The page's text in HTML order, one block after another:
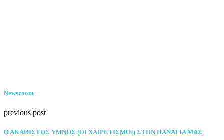
Newsroom
previous post
O AKAΘΙΣΤΟΣ ΥΜΝΟΣ (ΟΙ ΧΑΙΡΕΤΙΣΜΟΙ) ΣΤΗΝ ΠΑΝΑΓΙΑ ΜΑΣ